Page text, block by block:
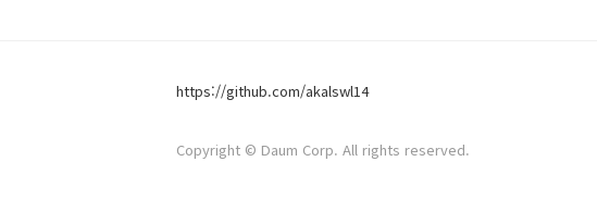
https://github.com/akalswl14
Copyright © Daum Corp. All rights reserved.